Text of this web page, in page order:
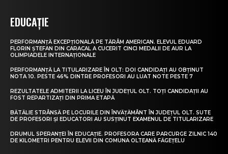
EDUCAȚIE
PERFORMANȚĂ EXCEPȚIONALĂ PE TĂRÂM AMERICAN. ELEVUL EDUARD
FLORIN ȘTEFAN DIN CARACAL A CUCERIT CINCI MEDALII DE AUR LA
OLIMPIADELE INTERNAȚIONALE
PERFORMANȚĂ LA TITULARIZARE ÎN OLT: DOI CANDIDAȚI AU OBȚINUT
NOTA 10. PESTE 46% DINTRE PROFESORI AU LUAT NOTE PESTE 7
REZULTATELE ADMITERII LA LICEU ÎN JUDEȚUL OLT. TOȚI CANDIDAȚII AU
FOST REPARTIZAȚI DIN PRIMA ETAPĂ
BĂTĂLIE STRÂNSĂ PE LOCURILE DIN ÎNVĂȚĂMÂNT ÎN JUDEȚUL OLT. SUTE
DE PROFESORI ȘI EDUCATORI AU SUSȚINUT EXAMENUL DE TITULARIZARE
DRUMUL SPERANȚEI ÎN EDUCAȚIE. PROFESORA CARE PARCURGE ZILNIC 140
DE KILOMETRI PENTRU ELEVII DIN COMUNA OLTEANĂ FĂGEȚELU